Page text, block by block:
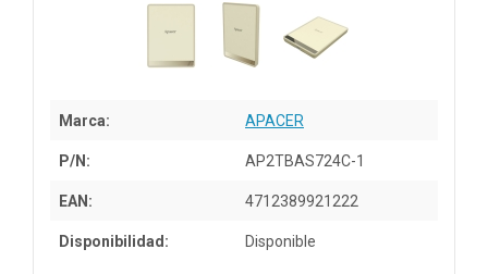
Marca: APACER
P/N: AP2TBAS724C-1
EAN: 4712389921222
Disponibilidad: Disponible